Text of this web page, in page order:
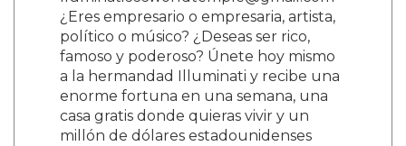
¿Eres empresario o empresaria, artista,
político o músico? ¿Deseas ser rico,
famoso y poderoso? Únete hoy mismo
a la hermandad Illuminati y recibe una
enorme fortuna en una semana, una
casa gratis donde quieras vivir y un
millón de dólares estadounidenses